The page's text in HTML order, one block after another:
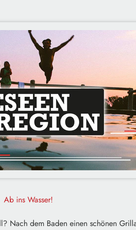
Ab ins Wasser!
Nach dem Baden einen schönen